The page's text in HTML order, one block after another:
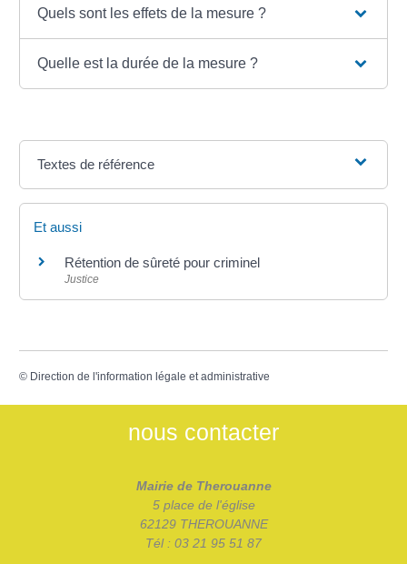
Quels sont les effets de la mesure ?
Quelle est la durée de la mesure ?
Textes de référence
Et aussi
Rétention de sûreté pour criminel
Justice
© Direction de l'information légale et administrative
nous contacter
Mairie de Therouanne
5 place de l'église
62129 THEROUANNE
Tél : 03 21 95 51 87